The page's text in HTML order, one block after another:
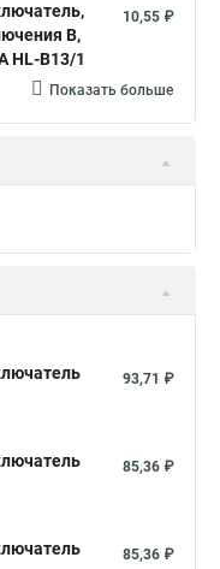
B,
HL-B13/1
10,55 ₽
Показать больше
93,71 ₽
85,36 ₽
85,36 ₽